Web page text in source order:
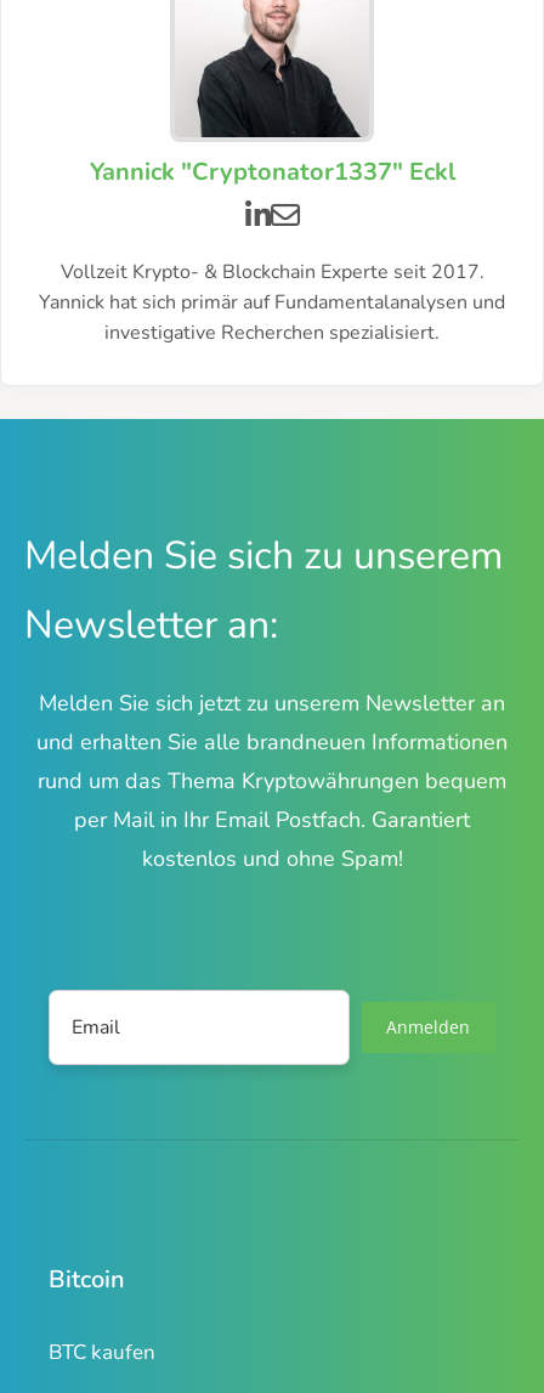
Yannick "Cryptonator1337" Eckl
Vollzeit Krypto- & Blockchain Experte seit 2017.
Yannick hat sich primär auf Fundamentalanalysen und
investigative Recherchen spezialisiert.
Melden Sie sich zu unserem
Newsletter an:
Melden Sie sich jetzt zu unserem Newsletter an
und erhalten Sie alle brandneuen Informationen
rund um das Thema Kryptowährungen bequem
per Mail in Ihr Email Postfach. Garantiert
kostenlos und ohne Spam!
Anmelden
Bitcoin
BTC kaufen